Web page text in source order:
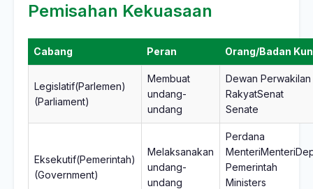
Pemisahan Kekuasaan
Cabang Peran Orang/Badan
Legislatif(Parlemen)
(Parliament)
Membuat
undang-
undang
Dewan Perwakilan
RakyatSenat
Senate
Eksekutif(Pemerintah)
(Government)
Melaksanakan
undang-
undang
Perdana
Pemerintah
Ministers